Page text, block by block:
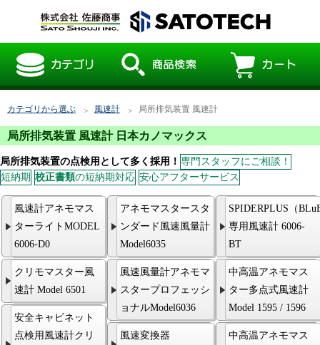
カテゴリから選ぶ 風速計 局所排気装置 風速計
局所排気装置 風速計 日本カノマックス
局所排気装置の点検用として多く採用！ 専門スタッフにご相談！
短納期 校正書類の短納期対応 安心アフターサービス
風速計アネモマス
ターライトMODEL
6006-D0
クリモマスター風
速計 Model 6501
安全キャビネット
点検用風速計クリ
アネモマスタースタ
ンダード風速風量計
Model6035
風速風量計アネモマ
スタープロフェッシ
ョナルModel6036
風速変換器
SPIDERPLUS（
専用風速計 6006-
BT
中高温アネモマス
ター多点式風速計
Model 1595 / 1596
中高温アネモマス